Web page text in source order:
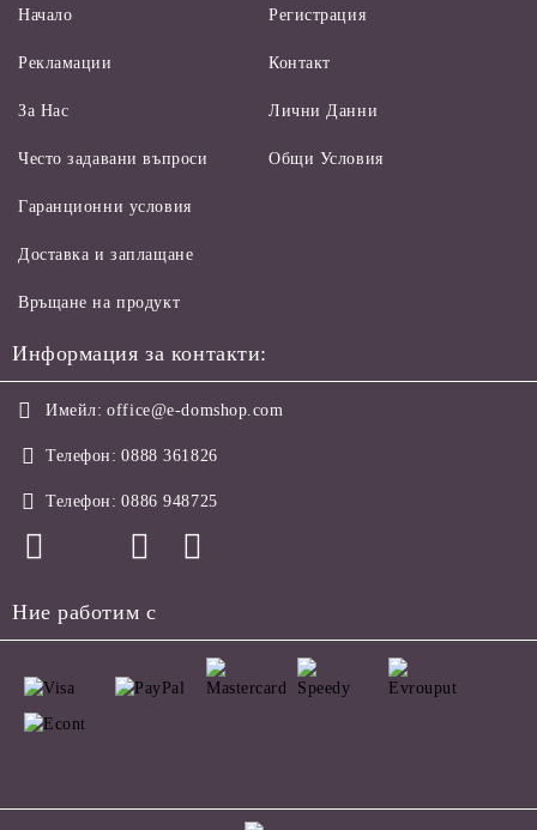
Начало
Рекламации
За Нас
Често задавани въпроси
Регистрация
Контакт
Лични Данни
Общи Условия
Гаранционни условия
Доставка и заплащане
Връщане на продукт
Информация за контакти:
Имейл: office@e-domshop.com
Телефон: 0888 361826
Телефон: 0886 948725
Ние работим с